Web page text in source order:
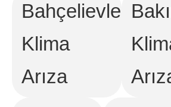
Bahçelievler
Klima
Arıza